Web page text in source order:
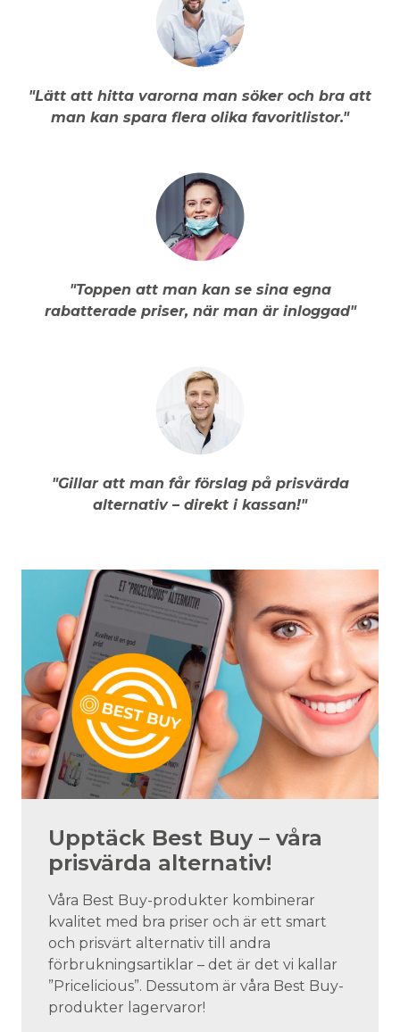
"Lätt att hitta varorna man söker och bra att
man kan spara flera olika favoritlistor."
"Toppen att man kan se sina egna
rabatterade priser, när man är inloggad"
"Gillar att man får förslag på prisvärda
alternativ – direkt i kassan!"
Upptäck Best Buy – våra
prisvärda alternativ!
Våra Best Buy-produkter kombinerar
kvalitet med bra priser och är ett smart
och prisvärt alternativ till andra
förbrukningsartiklar – det är det vi kallar
”Pricelicious”. Dessutom är våra Best Buy-
produkter lagervaror!